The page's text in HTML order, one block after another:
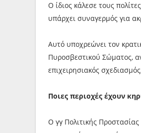
Ο ίδιος κάλεσε τους
υπάρχει συναγερμός για
Αυτό υποχρεώνει τον
Πυροσβεστικού Σώματος,
επιχειρησιακός
Ποιες περιοχές έχουν
Ο γγ Πολιτικής